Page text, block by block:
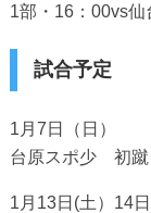
1部・16：00vs仙
試合予定
1月7日（日）
台原スポ少 初蹴
1月13日(土）14日